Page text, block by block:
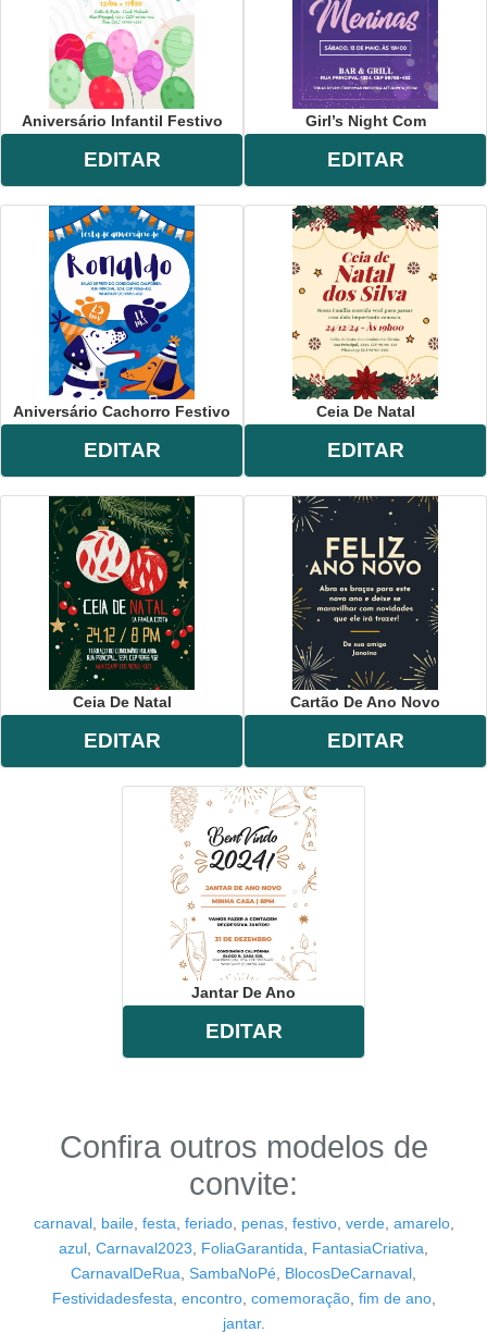
Aniversário Infantil Festivo
EDITAR
Girl’s Night Com
EDITAR
Aniversário Cachorro Festivo
EDITAR
Ceia De Natal
EDITAR
Ceia De Natal
EDITAR
Cartão De Ano Novo
EDITAR
Jantar De Ano
EDITAR
Confira outros modelos de
convite:
carnaval, baile, festa feriado, penas, festivo, verde, amarelo,
azul Carnaval2023 FoliaGarantida FantasiaCriativa
CarnavalDeRua SambaNoPé BlocosDeCarnaval
Festividadesfesta encontro, comemoração, fim de ano,
jantar.